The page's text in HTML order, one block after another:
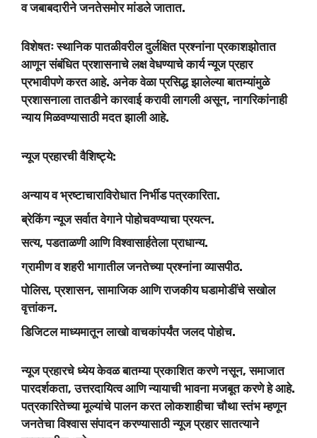
व जबाबदारीने जनतेसमोर मांडले जातात.
विशेषतः स्थानिक पातळीवरील दुर्लक्षित प्रश्नांना प्रकाशझोतात
आणून संबंधित प्रशासनाचे लक्ष वेधण्याचे कार्य न्यूज प्रहार
प्रभावीपणे करत आहे. अनेक वेळा प्रसिद्ध झालेल्या बातम्यांमुळे
प्रशासनाला तातडीने कारवाई करावी लागली असून, नागरिकांनाही
न्याय मिळवण्यासाठी मदत झाली आहे.
न्यूज प्रहारची वैशिष्ट्ये:
अन्याय व भ्रष्टाचाराविरोधात निर्भीड पत्रकारिता.
ब्रेकिंग न्यूज सर्वात वेगाने पोहोचवण्याचा प्रयत्न.
सत्य, पडताळणी आणि विश्वासार्हतेला प्राधान्य.
ग्रामीण व शहरी भागातील जनतेच्या प्रश्नांना व्यासपीठ.
पोलिस, प्रशासन, सामाजिक आणि राजकीय घडामोडींचे सखोल
वृत्तांकन.
डिजिटल माध्यमातून लाखो वाचकांपर्यंत जलद पोहोच.
न्यूज प्रहारचे ध्येय केवळ बातम्या प्रकाशित करणे नसून, समाजात
पारदर्शकता, उत्तरदायित्व आणि न्यायाची भावना मजबूत करणे हे आहे.
पत्रकारितेच्या मूल्यांचे पालन करत लोकशाहीचा चौथा स्तंभ म्हणून
जनतेचा विश्वास संपादन करण्यासाठी न्यूज प्रहार सातत्याने